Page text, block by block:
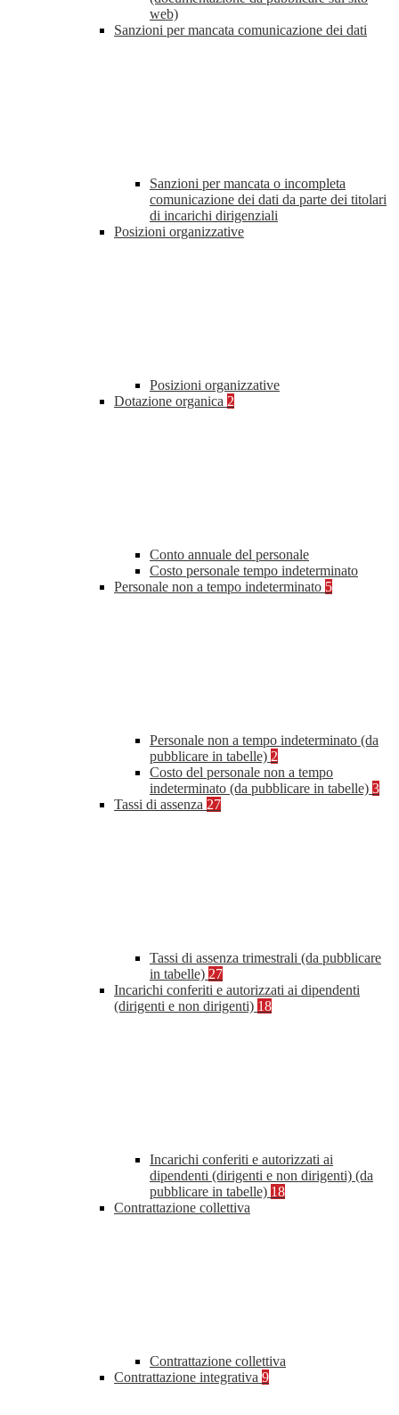
web)
Sanzioni per mancata comunicazione dei dati
Sanzioni per mancata o incompleta
comunicazione dei dati da parte dei titolari
di incarichi dirigenziali
Posizioni organizzative
Posizioni organizzative
Dotazione organica 2
Conto annuale del personale
Costo personale tempo indeterminato
Personale non a tempo indeterminato 5
Personale non a tempo indeterminato (da
pubblicare in tabelle) 2
Costo del personale non a tempo
indeterminato (da pubblicare in tabelle) 3
Tassi di assenza 27
Tassi di assenza trimestrali (da pubblicare
in tabelle) 27
Incarichi conferiti e autorizzati ai dipendenti
(dirigenti e non dirigenti) 18
Incarichi conferiti e autorizzati ai
dipendenti (dirigenti e non dirigenti) (da
pubblicare in tabelle) 18
Contrattazione collettiva
Contrattazione collettiva
Contrattazione integrativa 9